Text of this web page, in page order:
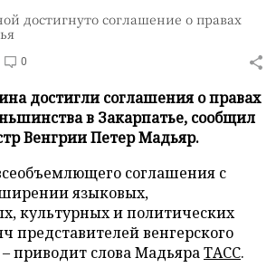
достигнуто соглашение о правах
0
достигли соглашения о правах
в Закарпатье, сообщил
Венгрии Петер Мадьяр.
соглашения с
языковых,
культурных и политических
представителей венгерского
приводит слова МадьяраТАСС.